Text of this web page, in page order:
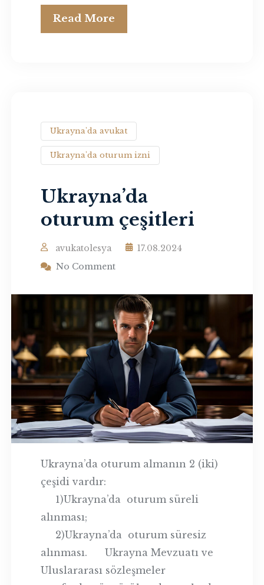
Read More
Ukrayna'da avukat
Ukrayna'da oturum izni
Ukrayna’da
oturum çeşitleri
avukatolesya
17.08.2024
No Comment
Ukrayna’da oturum almanın 2 (iki)
çeşidi vardır:
1)Ukrayna’da oturum süreli
alınması;
2)Ukrayna’da oturum süresiz
alınması. Ukrayna Mevzuatı ve
Uluslararası sözleşmeler